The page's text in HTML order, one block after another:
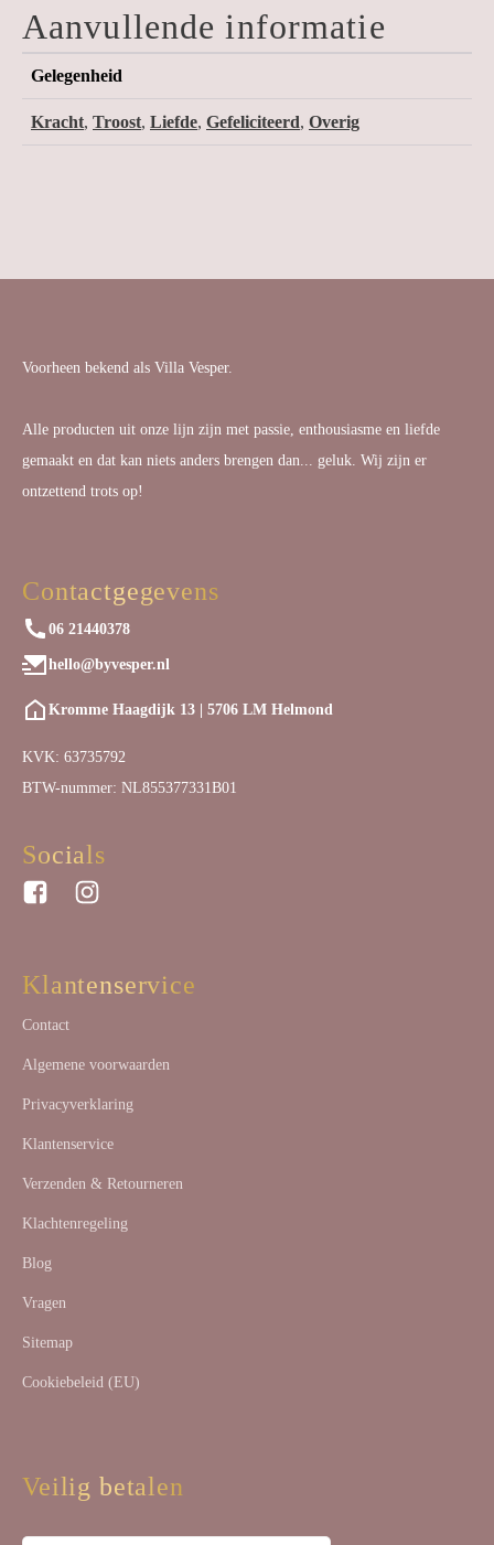
Aanvullende informatie
Gelegenheid
Kracht, Troost, Liefde, Gefeliciteerd, Overig
Voorheen bekend als Villa Vesper.
Alle producten uit onze lijn zijn met passie, enthousiasme en liefde
gemaakt en dat kan niets anders brengen dan... geluk. Wij zijn er
ontzettend trots op!
Contactgegevens
06 21440378
hello@byvesper.nl
Kromme Haagdijk 13 | 5706 LM Helmond
KVK: 63735792
BTW-nummer: NL855377331B01
Socials
Klantenservice
Contact
Algemene voorwaarden
Privacyverklaring
Klantenservice
Verzenden & Retourneren
Klachtenregeling
Blog
Vragen
Sitemap
Cookiebeleid (EU)
Veilig betalen